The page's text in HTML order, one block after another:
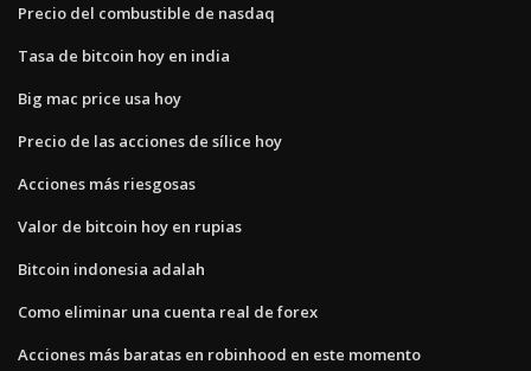
Precio del combustible de nasdaq
Tasa de bitcoin hoy en india
Big mac price usa hoy
Precio de las acciones de sílice hoy
Acciones más riesgosas
Valor de bitcoin hoy en rupias
Bitcoin indonesia adalah
Como eliminar una cuenta real de forex
Acciones más baratas en robinhood en este momento